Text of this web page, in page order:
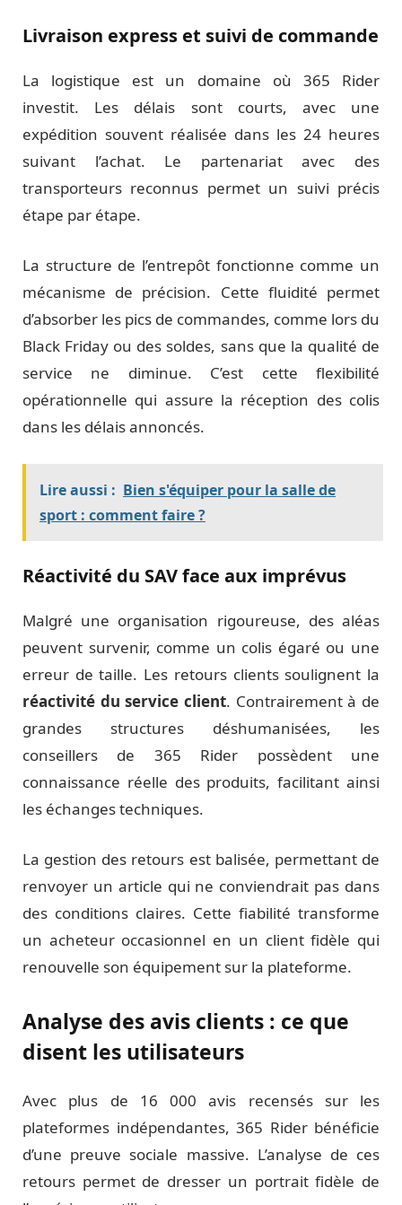
Livraison express et suivi de commande
La logistique est un domaine où 365 Rider
investit. Les délais sont courts, avec une
expédition souvent réalisée dans les 24 heures
suivant l’achat. Le partenariat avec des
transporteurs reconnus permet un suivi précis
étape par étape.
La structure de l’entrepôt fonctionne comme un
mécanisme de précision. Cette fluidité permet
d’absorber les pics de commandes, comme lors du
Black Friday ou des soldes, sans que la qualité de
service ne diminue. C’est cette flexibilité
opérationnelle qui assure la réception des colis
dans les délais annoncés.
Lire aussi : Bien s'équiper pour la salle de
sport : comment faire ?
Réactivité du SAV face aux imprévus
Malgré une organisation rigoureuse, des aléas
peuvent survenir, comme un colis égaré ou une
erreur de taille. Les retours clients soulignent la
réactivité du service client. Contrairement à de
grandes structures déshumanisées, les
conseillers de 365 Rider possèdent une
connaissance réelle des produits, facilitant ainsi
les échanges techniques.
La gestion des retours est balisée, permettant de
renvoyer un article qui ne conviendrait pas dans
des conditions claires. Cette fiabilité transforme
un acheteur occasionnel en un client fidèle qui
renouvelle son équipement sur la plateforme.
Analyse des avis clients : ce que
disent les utilisateurs
Avec plus de 16 000 avis recensés sur les
plateformes indépendantes, 365 Rider bénéficie
d’une preuve sociale massive. L’analyse de ces
retours permet de dresser un portrait fidèle de